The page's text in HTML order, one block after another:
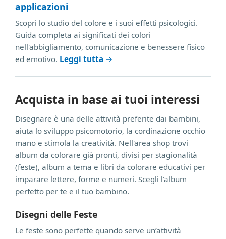
applicazioni
Scopri lo studio del colore e i suoi effetti psicologici.
Guida completa ai significati dei colori
nell'abbigliamento, comunicazione e benessere fisico
ed emotivo. Leggi tutta →
Acquista in base ai tuoi interessi
Disegnare è una delle attività preferite dai bambini,
aiuta lo sviluppo psicomotorio, la cordinazione occhio
mano e stimola la creatività. Nell'area shop trovi
album da colorare già pronti, divisi per stagionalità
(feste), album a tema e libri da colorare educativi per
imparare lettere, forme e numeri. Scegli l'album
perfetto per te e il tuo bambino.
Disegni delle Feste
Le feste sono perfette quando serve un’attività